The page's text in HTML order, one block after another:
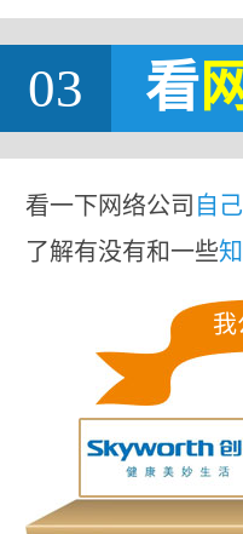
03 看
看一下网络公司 自
了解有没有和一些
我